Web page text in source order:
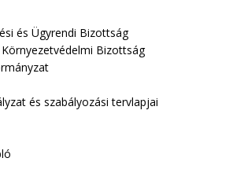
és Ügyrendi Bizottság
Bizottság
és szabályozási tervlapjai